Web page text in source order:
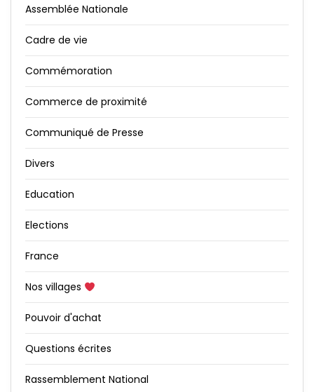
Assemblée Nationale
Cadre de vie
Commémoration
Commerce de proximité
Communiqué de Presse
Divers
Education
Elections
France
Nos villages
Pouvoir d'achat
Questions écrites
Rassemblement National